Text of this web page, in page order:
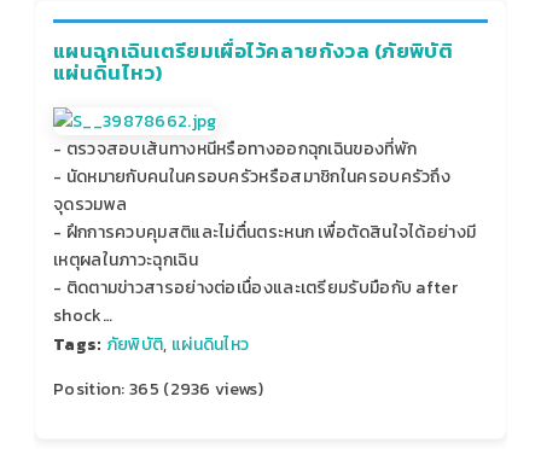
แผนฉุกเฉินเตรียมเผื่อไว้คลายกังวล (ภัยพิบัติ
แผ่นดินไหว)
- ตรวจสอบเส้นทางหนีหรือทางออกฉุกเฉินของที่พัก
- นัดหมายกับคนในครอบครัวหรือสมาชิกในครอบครัวถึง
จุดรวมพล
- ฝึกการควบคุมสติและไม่ตื่นตระหนก เพื่อตัดสินใจได้อย่างมี
เหตุผลในภาวะฉุกเฉิน
- ติดตามข่าวสารอย่างต่อเนื่องและเตรียมรับมือกับ after
shock…
Tags: ภัยพิบัติ, แผ่นดินไหว
Position:365 (2936 views)